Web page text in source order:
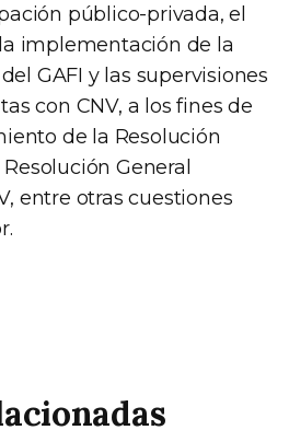
público-privada, el
implementación de la
GAFI y las supervisiones
con CNV, a los fines de
de la Resolución
General
entre otras cuestiones